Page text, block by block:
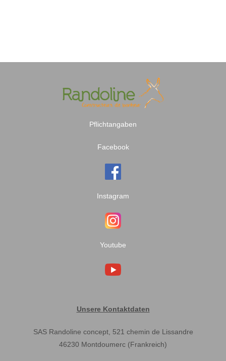
Pflichtangaben
Facebook
Instagram
Youtube
Unsere Kontaktdaten
SAS Randoline concept, 521 chemin de Lissandre
46230 Montdoumerc (Frankreich)